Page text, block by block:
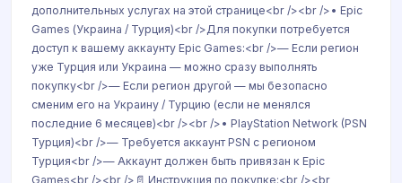
дополнительных услугах на этой странице<br /><br />• Epic
Games (Украина / Турция)<br />Для покупки потребуется
доступ к вашему аккаунту Epic Games:<br />— Если регион
уже Турция или Украина — можно сразу выполнять
покупку<br />— Если регион другой — мы безопасно
сменим его на Украину / Турцию (если не менялся
последние 6 месяцев)<br /><br />• PlayStation Network (PSN
Турция)<br />— Требуется аккаунт PSN с регионом
Турция<br />— Аккаунт должен быть привязан к Epic
Games<br /><br />📄 Инструкция по покупке:<br /><br